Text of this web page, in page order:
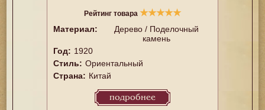
Рейтинг товара ★★★★★
Материал:
Дерево / Поделочный
камень
Год: 1920
Стиль: Ориентальный
Страна: Китай
подробнее